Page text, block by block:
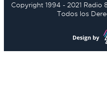
Copyright 1994 - 2021 Radio
Todos los